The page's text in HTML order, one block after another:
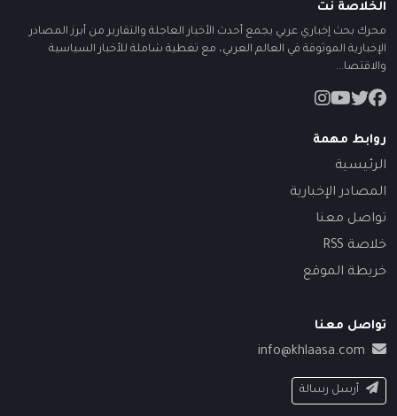
الخلاصة نت
محرك بحث إخباري عربي يجمع أحدث الأخبار العاجلة والتقارير من أبرز المصادر
الإخبارية الموثوقة في العالم العربي، مع تغطية شاملة للأخبار السياسية
والاقتصا...
روابط مهمة
الرئيسية
المصادر الإخبارية
تواصل معنا
خلاصة RSS
خريطة الموقع
تواصل معنا
info@khlaasa.com
أرسل رسالة